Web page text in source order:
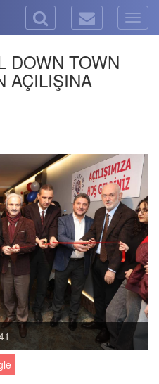
DOWN TOWN
AÇILIŞINA